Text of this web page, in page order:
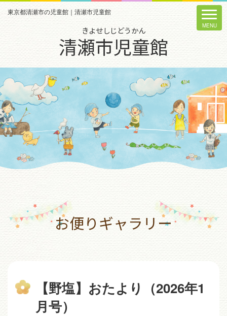
東京都清瀬市の児童館｜清瀬市児童館
きよせしじどうかん
清瀬市児童館
お便りギャラリー
【野塩】おたより（2026年1
月号）